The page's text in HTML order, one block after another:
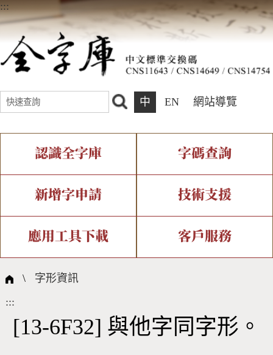
:::
中 EN 網站導覽
認識全字庫
全字庫介紹 全字庫現況
中文碼介紹 專有名詞介紹
國際字碼相關組織
字碼查詢
IDS查詢 部件查詢
複合查詢 注音查詢
筆畫查詢
筆順序查詢 部首查詢
新增字申請
新字申請處理流程
技術支援
字形即時顯示 造字解決方案
全字庫授權
應用工具下載
個人電腦造字處理工具
字形下載
客戶服務
問題集
熱門查詢統計
\ 字形資訊
:::
[13-6F32] 與他字同字形。